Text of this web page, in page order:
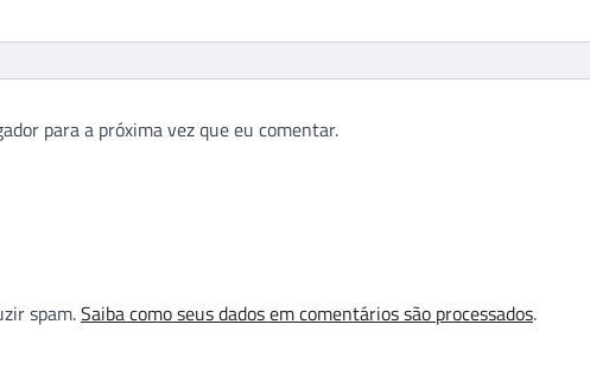
para a próxima vez que eu comentar.
spam.Saiba como seus dados em comentários são processados.